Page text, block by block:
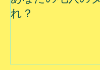
れ？